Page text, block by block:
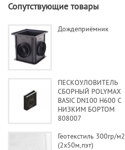
Сопутствующие товары
Дождеприёмник
ПЕСКОУЛОВИТЕЛЬ
СБОРНЫЙ POLYMAX
BASIC DN100 H600 С
НИЗКИМ БОРТОМ
808007
Геотекстиль 300гр/м2
(2х50м,пэт)